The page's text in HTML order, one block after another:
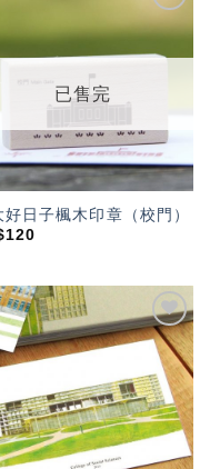
加入
望輕
已售完
好日子楓木印章（校門）
120
加入
「願
望輕
單」